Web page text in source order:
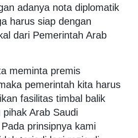
adanya nota diplomatik
harus siap dengan
dari Pemerintah Arab
meminta premis
pemerintah kita harus
fasilitas timbal balik
Arab Saudi
prinsipnya kami